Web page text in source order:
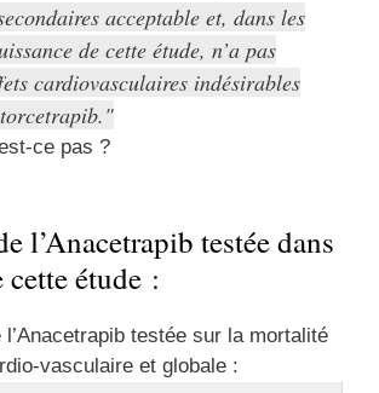
acceptable et, dans les
de cette étude, n’a pas
cardiovasculaires indésirables
ce pas ?
l’Anacetrapib testée dans
cette étude :
l’Anacetrapib testée sur la mortalité
vasculaire et globale :